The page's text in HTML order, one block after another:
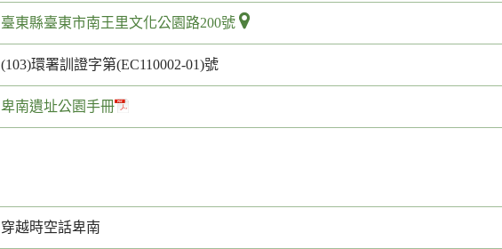
臺東縣臺東市南王里文化公園路200號
(103)環署訓證字第(EC110002-01)號
卑南遺址公園手冊
穿越時空話卑南